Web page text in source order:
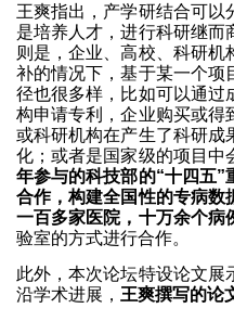
王爽指出，产学研结合可以
是培养人才，进行科研继而
则是，企业、高校、科研机
补的情况下，基于某一个项
径也很多样，比如可以通过
构申请专利，企业购买或得
或科研机构在产生了科研成
化；或者是国家级的项目中
年参与的科技部的“十四五
合作，构建全国性的专病数
一百多家医院，十万余个病
验室的方式进行合作。
此外，本次论坛特设论文展
沿学术进展， 王爽撰写的论